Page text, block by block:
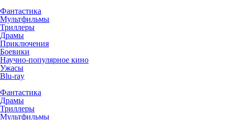
Фантастика
Мультфильмы
Триллеры
Драмы
Приключения
Боевики
Научно-популярное кино
Ужасы
Blu-ray
Фантастика
Драмы
Триллеры
Мультфильмы